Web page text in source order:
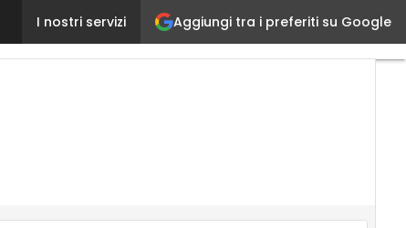
Aggiungi tra i preferiti su Google
I nostri servizi
Doppio riconoscimento da Microsoft per